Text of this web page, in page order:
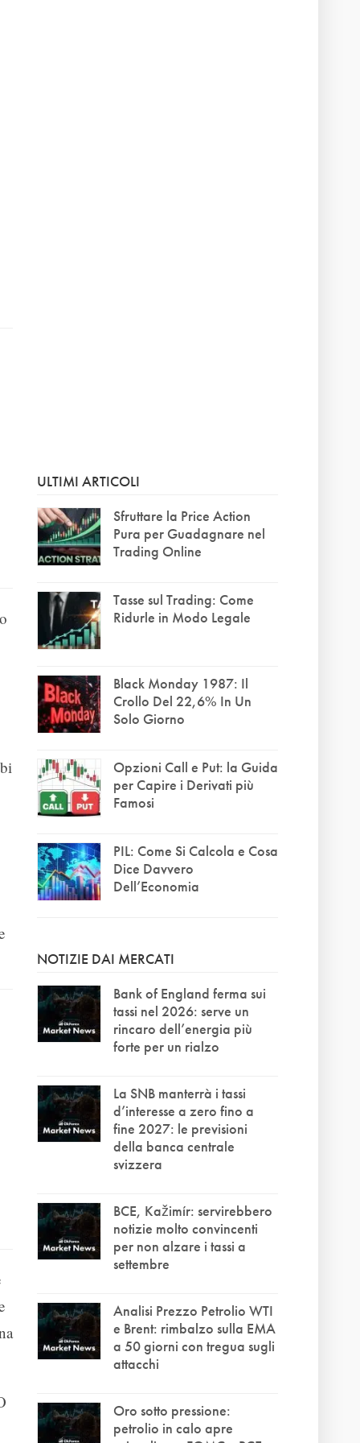
ULTIMI ARTICOLI
Sfruttare la Price Action
Pura per Guadagnare nel
Trading Online
Tasse sul Trading: Come
Ridurle in Modo Legale
Black Monday 1987: Il
Crollo Del 22,6% In Un
Solo Giorno
Opzioni Call e Put: la Guida
per Capire i Derivati più
Famosi
PIL: Come Si Calcola e Cosa
Dice Davvero
Dell’Economia
NOTIZIE DAI MERCATI
Bank of England ferma sui
tassi nel 2026: serve un
rincaro dell’energia più
forte per un rialzo
La SNB manterrà i tassi
d’interesse a zero fino a
fine 2027: le previsioni
della banca centrale
svizzera
BCE, Kažimír: servirebbero
notizie molto convincenti
per non alzare i tassi a
settembre
Analisi Prezzo Petrolio WTI
e Brent: rimbalzo sulla EMA
a 50 giorni con tregua sugli
attacchi
Oro sotto pressione:
petrolio in calo apre